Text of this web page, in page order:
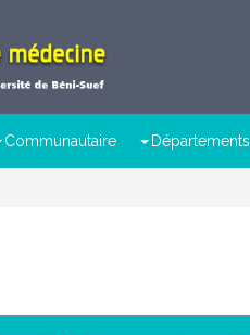
Communautaire Départements